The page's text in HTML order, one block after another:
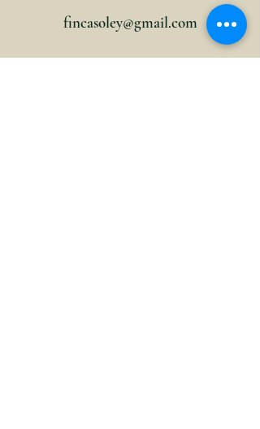
fincasoley@gmail.com